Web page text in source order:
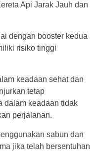
Api Jarak Jauh dan
dengan booster kedua
risiko tinggi
keadaan sehat dan
tetap
dalam keadaan tidak
perjalanan.
sabun dan
jika telah bersentuhan